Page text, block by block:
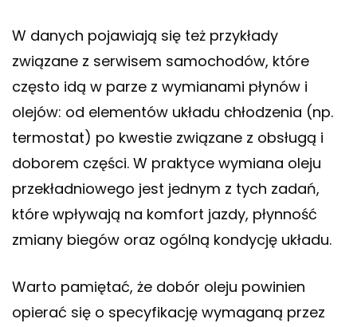
W danych pojawiają się też przykłady
związane z serwisem samochodów, które
często idą w parze z wymianami płynów i
olejów: od elementów układu chłodzenia (np.
termostat) po kwestie związane z obsługą i
doborem części. W praktyce wymiana oleju
przekładniowego jest jednym z tych zadań,
które wpływają na komfort jazdy, płynność
zmiany biegów oraz ogólną kondycję układu.
Warto pamiętać, że dobór oleju powinien
opierać się o specyfikację wymaganą przez